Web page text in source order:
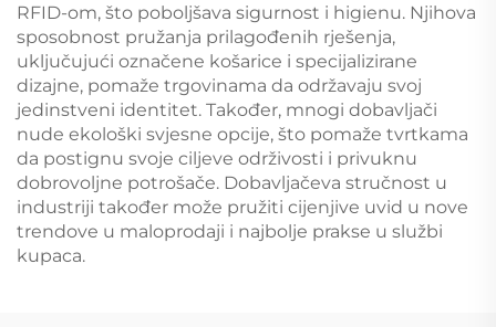
RFID-om, što poboljšava sigurnost i higienu. Njihova
sposobnost pružanja prilagođenih rješenja,
uključujući označene košarice i specijalizirane
dizajne, pomaže trgovinama da održavaju svoj
jedinstveni identitet. Također, mnogi dobavljači
nude ekološki svjesne opcije, što pomaže tvrtkama
da postignu svoje ciljeve održivosti i privuknu
dobrovoljne potrošače. Dobavljačeva stručnost u
industriji također može pružiti cijenjive uvid u nove
trendove u maloprodaji i najbolje prakse u službi
kupaca.